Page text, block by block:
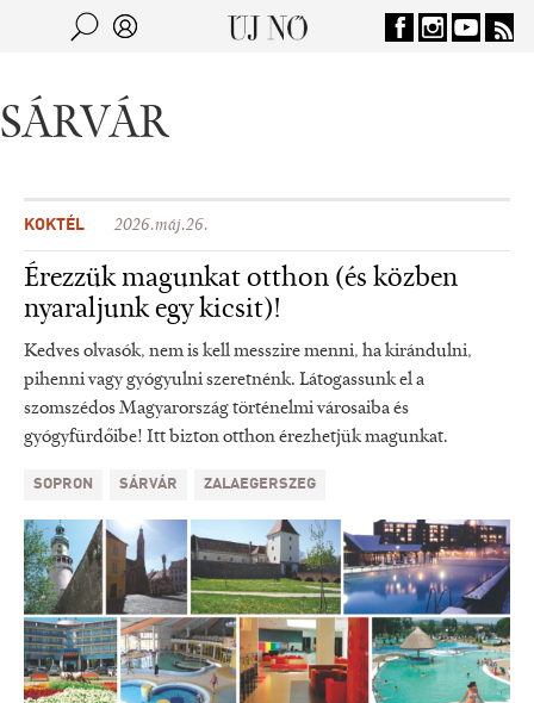
Jump to navigation
SÁRVÁR
KOKTÉL 2026.máj.26.
Érezzük magunkat otthon (és közben
nyaraljunk egy kicsit)!
Kedves olvasók, nem is kell messzire menni, ha kirándulni,
pihenni vagy gyógyulni szeretnénk. Látogassunk el a
szomszédos Magyarország történelmi városaiba és
gyógyfürdőibe! Itt bizton otthon érezhetjük magunkat.
SOPRON SÁRVÁR ZALAEGERSZEG